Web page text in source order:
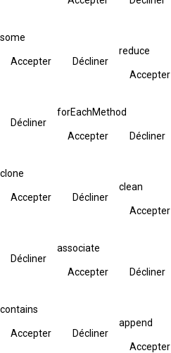
some
Accepter Décliner
reduce
Accepter
Décliner
forEachMethod
Accepter Décliner
clone
Accepter Décliner
clean
Accepter
Décliner
associate
Accepter Décliner
contains
Accepter Décliner
append
Accepter